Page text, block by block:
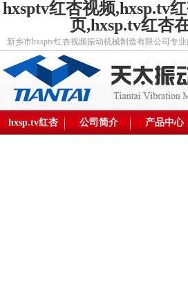
hxsptv红杏视频,hxsp.tv
页,hxsp.tv红杏
新乡市hxsptv红杏视频振动机械制造有限公司专业的
hxsp.tv红杏 公司简介 产品中心